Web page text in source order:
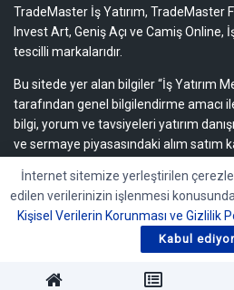
TradeMaster İş Yatırım, TradeMaster
Invest Art, Geniş Açı ve Camiş Online,
tescilli markalarıdır.
Bu sitede yer alan bilgiler “İş Yatırım
tarafından genel bilgilendirme amacı ile
bilgi, yorum ve tavsiyeleri yatırım
ve sermaye piyasasındaki alım satım
Bu içeriğe ilişkin tüm telif hakları İş
aittir. Bu içerik, açık iznimiz
herhangi bir amaçla, kısmen veya
dağıtılamaz, yayımlanamaz veya
İnternet sitemize yerleştirilen
edilen verilerinizin işlenmesi
Kişisel Verilerin Korunması ve Gizlilik
Kabul